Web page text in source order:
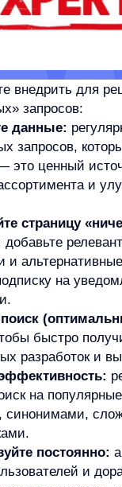
обработки персональных данных
данных
со мной
оферта
персональных данных